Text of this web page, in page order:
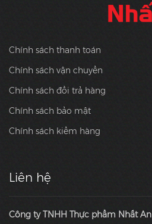
Chính sách thanh toán
Chính sách vận chuyển
Chính sách đổi trả hàng
Chính sách bảo mật
Chính sách kiểm hàng
Liên hệ
Công ty TNHH Thực phẩm Nhất An